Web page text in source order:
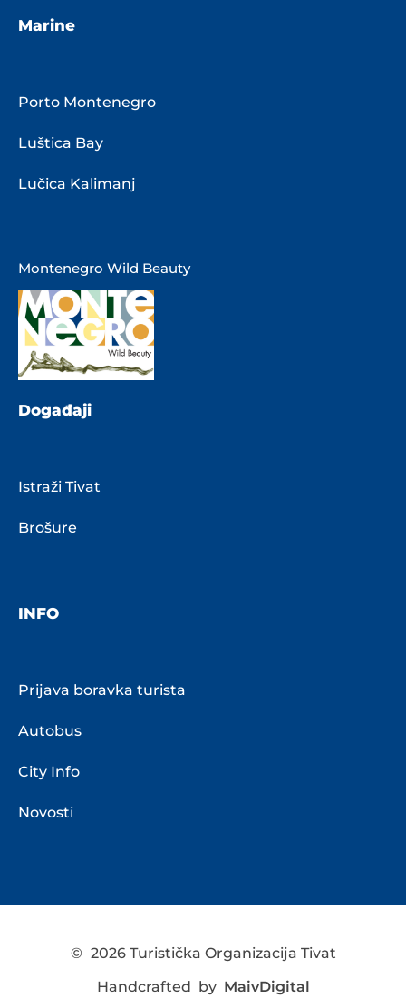
Marine
Porto Montenegro
Luštica Bay
Lučica Kalimanj
Montenegro Wild Beauty
Događaji
Istraži Tivat
Brošure
INFO
Prijava boravka turista
Autobus
City Info
Novosti
© 2026 Turistička Organizacija Tivat
Handcrafted by MaivDigital